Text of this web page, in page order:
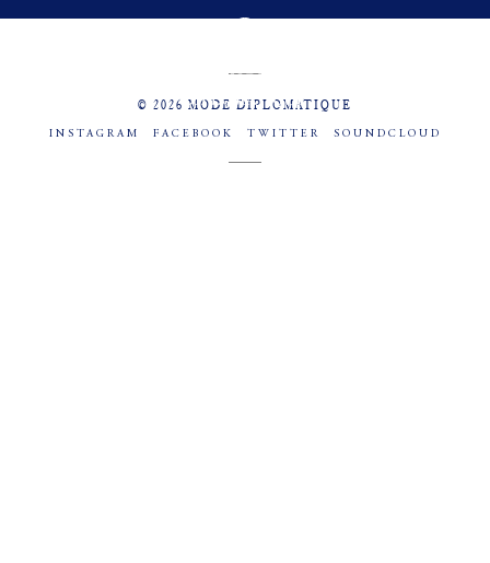
© 2026 MODE DIPLOMATIQUE
INSTAGRAM FACEBOOK TWITTER SOUNDCLOUD